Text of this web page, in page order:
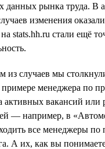
данных рынка труда. В
изменения
stats.hh.ru стали ещё
из случаев мы
примере менеджера по
активных вакансий или
— например, в
все менеджеры
А их, как вы